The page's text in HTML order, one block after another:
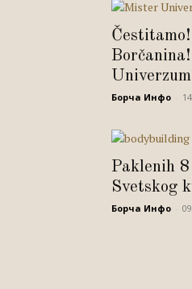
Борча Инфо
Paklenih
Svetskog
Борча Инфо